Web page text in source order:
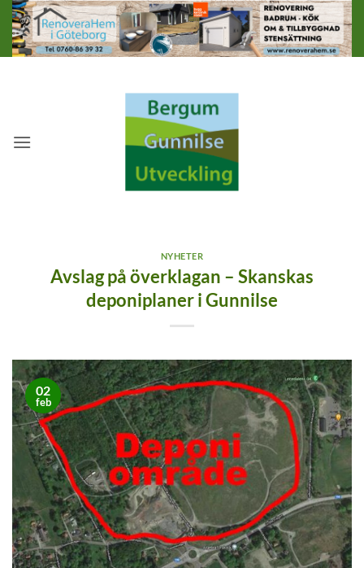
Skip
content
NYHETER
Avslag på överklagan – Skanskas
deponiplaner i Gunnilse
02
feb